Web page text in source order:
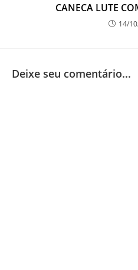
CANECA LUTE
14/
Deixe seu comentário...